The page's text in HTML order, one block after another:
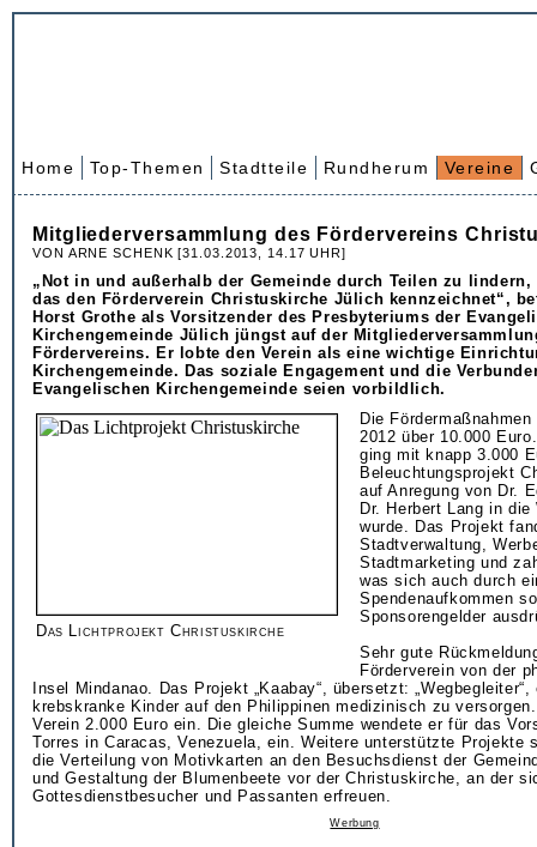
Home Top-Themen Stadtteile Rundherum Vereine
Mitgliederversammlung des Fördervereins
VON ARNE SCHENK [31.03.2013, 14.17 UHR]
„Not in und außerhalb der Gemeinde durch Teilen zu
das den Förderverein Christuskirche Jülich kennzeichnet“,
Horst Grothe als Vorsitzender des Presbyteriums der
Kirchengemeinde Jülich jüngst auf der
Fördervereins. Er lobte den Verein als eine wichtige
Kirchengemeinde. Das soziale Engagement und die
Evangelischen Kirchengemeinde seien vorbildlich.
Das Lichtprojekt Christuskirche
Die
2012 über 10.000
ging mit knapp 3.000
Beleuchtungsprojekt
auf Anregung von Dr.
Dr. Herbert Lang in
wurde. Das Projekt
Stadtverwaltung,
Stadtmarketing und
was sich auch durch
Spendenaufkommen
Sponsorengelder
Sehr gute
Förderverein von der
Insel Mindanao. Das Projekt „Kaabay“, übersetzt:
krebskranke Kinder auf den Philippinen medizinisch zu
Verein 2.000 Euro ein. Die gleiche Summe wendete er für das
Torres in Caracas, Venezuela, ein. Weitere unterstützte Projekte
die Verteilung von Motivkarten an den Besuchsdienst der
und Gestaltung der Blumenbeete vor der Christuskirche, an der
Gottesdienstbesucher und Passanten erfreuen.
Werbung